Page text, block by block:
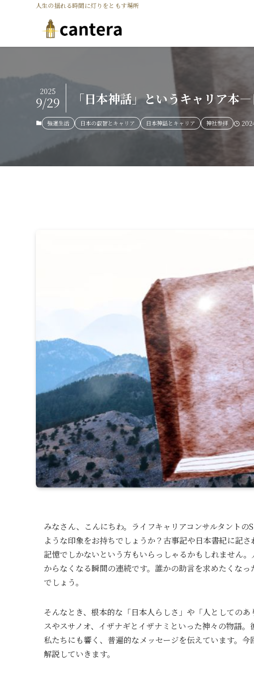
人生の揺れる時間に灯りをともす場所
「日本神話」というキャリア本
2025
9/29
強運生活 日本の叡智とキャリア 日本神話とキャリア 神社参拝
みなさん、こんにちわ。ライフキャリアコンサルタント
ような印象をお持ちでしょうか？古事記や日本書紀に記
記憶でしかないという方もいらっしゃるかもしれません
からなくなる瞬間の連続です。誰かの助言を求めたくな
でしょう。
そんなとき、根本的な「日本人らしさ」や「人としての
スやスサノオ、イザナギとイザナミといった神々の物語
私たちにも響く、普遍的なメッセージを伝えています。
解説していきます。